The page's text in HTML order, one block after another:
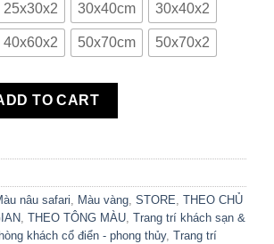
25x30x2 30x40cm 30x40x2
40x60x2 50x70cm 50x70x2
Cây Vintage TB-796 quantity
TO CART
nâu safari, Màu vàng, STORE, THEO CHỦ
, THEO TÔNG MÀU, Trang trí khách sạn &
khách cổ điển - phong thủy, Trang trí